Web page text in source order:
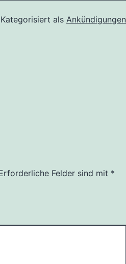
Kategorisiert als Ankündigungen
Felder sind mit *